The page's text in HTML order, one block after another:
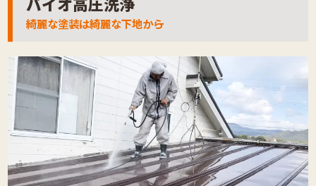
綺麗な塗装は綺麗な下地から